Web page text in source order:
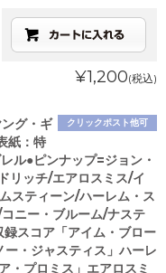
¥1,200(税込)
クリックポスト他可
グ・ギ
紙：特
ル●ピンナップ=ジョン・
リッチ/エアロスミス/イ
スティーン/ハーレム・ス
ニー・ブルーム/ナステ
スコア「アイム・ブロー
ー・ジャスティス」ハーレ
・プロミス」エアロスミ